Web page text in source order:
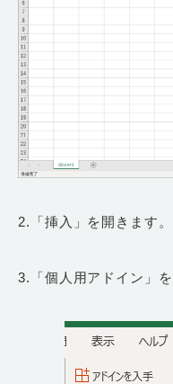
2.「挿入」を開きます。
3.「個人用アドイン」